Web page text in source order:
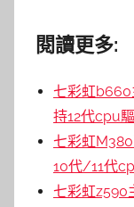
閱讀更多:
七彩虹b660
持12代cpu
七彩虹
10代/11代
七彩虹z590